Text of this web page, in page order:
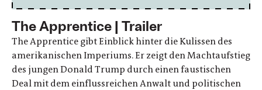
The Apprentice | Trailer
The Apprentice gibt Einblick hinter die Kulissen des
amerikanischen Imperiums. Er zeigt den Machtaufstieg
des jungen Donald Trump durch einen faustischen
Deal mit dem einflussreichen Anwalt und politischen